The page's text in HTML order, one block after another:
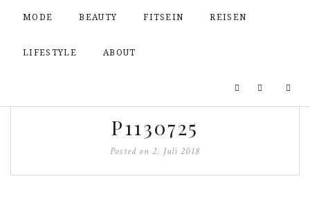
MODE BEAUTY FITSEIN REISEN
LIFESTYLE ABOUT
P1130725
Posted on2. Juli 2018